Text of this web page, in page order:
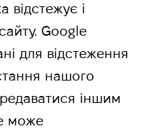
відстежує і
Google
для відстеження
нашого
іншим
може